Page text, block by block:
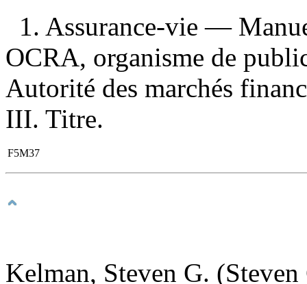
1. Assurance-vie —
OCRA, organisme de
Autorité des marchés
III. Titre.
F5M37
Kelman, Steven G.